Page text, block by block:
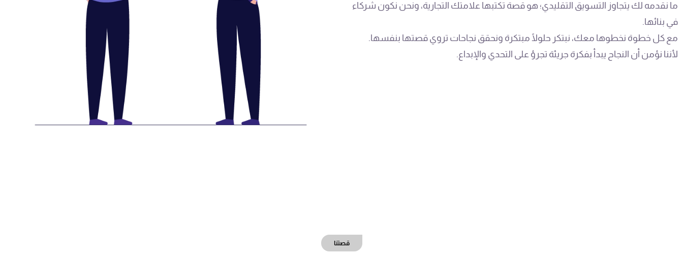
ما نقدمه لك يتجاوز التسويق التقليدي؛ هو قصة تكتبها علامتك التجارية، ونحن نكون شركاء
في بنائها.
مع كل خطوة نخطوها معك، نبتكر حلولًا مبتكرة ونحقق نجاحات تروي قصتها بنفسها.
لأننا نؤمن أن النجاح يبدأ بفكرة جريئة تجرؤ على التحدي والإبداع.
قصتنا